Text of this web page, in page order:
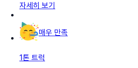
자세히 보기
매우 만족
1톤 트럭